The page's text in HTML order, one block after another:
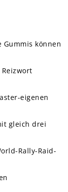
können
eigenen
gleich drei
Rally-Raid-